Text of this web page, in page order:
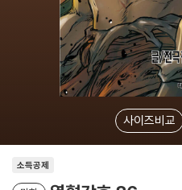
사이즈비교
소득공제